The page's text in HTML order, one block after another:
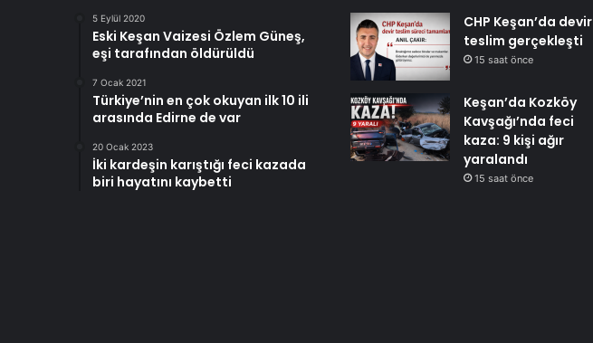
5 Eylül 2020
Eski Keşan Vaizesi Özlem Güneş,
eşi tarafından öldürüldü
7 Ocak 2021
Türkiye’nin en çok okuyan ilk 10 ili
arasında Edirne de var
20 Ocak 2023
İki kardeşin karıştığı feci kazada
biri hayatını kaybetti
CHP Keşan’da devir
teslim gerçekleşti
15 saat önce
Keşan’da Kozköy
Kavşağı’nda feci
kaza: 9 kişi ağır
yaralandı
15 saat önce